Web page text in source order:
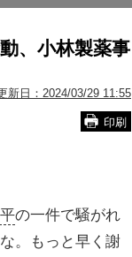
、小林製薬事
新日： 2024/03/29 11:55
印刷
の一件で騒がれ
。もっと早く謝